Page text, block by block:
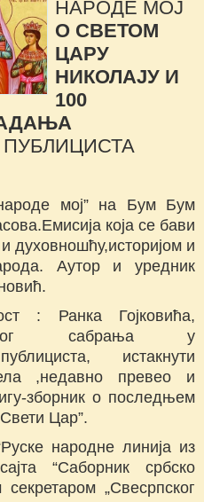
НАРОДЕ МОЈ
О СВЕТОМ
ЦАРУ
НИКОЛАЈУ И
100
мој” на Бум Бум
која се бави
духовношћу,историјом и
Аутор и уредник
: Ранка Гојковића,
сабрања у
истакнути
,недавно превео и
зборник о последњем
Цар”.
народне линија из
“Саборник србско
„Свесрпског